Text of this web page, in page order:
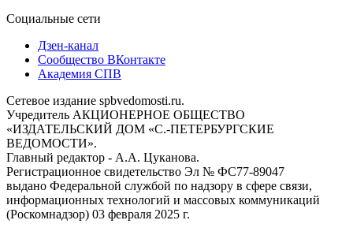
Социальные сети
Дзен-канал
Сообщество ВКонтакте
Академия СПВ
Сетевое издание spbvedomosti.ru.
Учредитель АКЦИОНЕРНОЕ ОБЩЕСТВО
«ИЗДАТЕЛЬСКИЙ ДОМ «С.-ПЕТЕРБУРГСКИЕ
ВЕДОМОСТИ».
Главный редактор - А.А. Цуканова.
Регистрационное свидетельство Эл № ФС77-89047
выдано Федеральной службой по надзору в сфере связи,
информационных технологий и массовых коммуникаций
(Роскомнадзор) 03 февраля 2025 г.